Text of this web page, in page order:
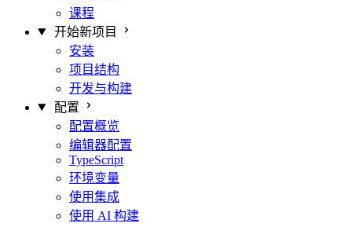
课程
开始新项目
安装
项目结构
开发与构建
配置
配置概览
编辑器配置
TypeScript
环境变量
使用集成
使用 AI 构建